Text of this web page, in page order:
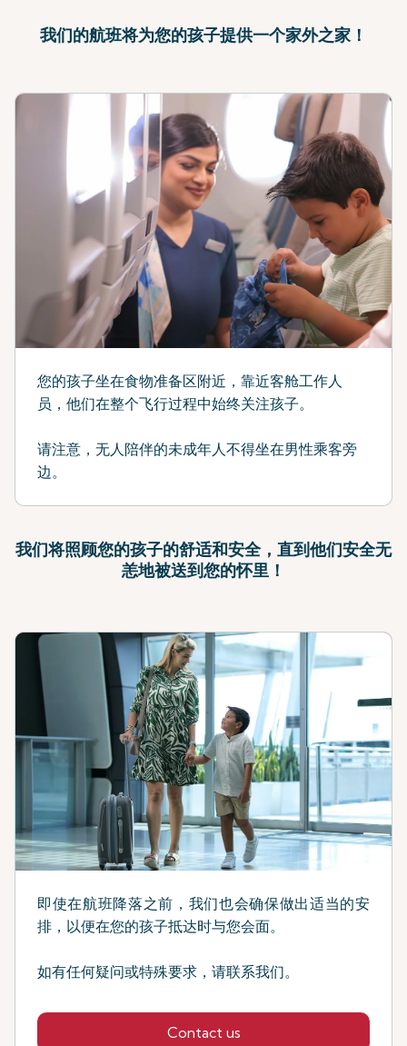
我们的航班将为您的孩子提供一个家外之家！
您的孩子坐在食物准备区附近，靠近客舱工作人
员，他们在整个飞行过程中始终关注孩子。
请注意，无人陪伴的未成年人不得坐在男性乘客旁
边。
我们将照顾您的孩子的舒适和安全，直到他们安全无
恙地被送到您的怀里！
即使在航班降落之前，我们也会确保做出适当的安
排，以便在您的孩子抵达时与您会面。
如有任何疑问或特殊要求，请联系我们。
Contact us